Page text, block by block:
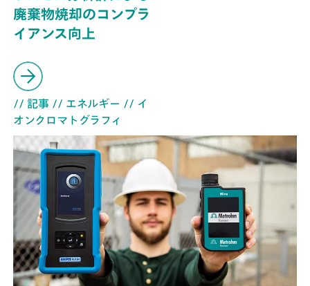
廃棄物焼却のコンプラ
イアンス向上
// 記事 // エネルギー // イ
オンクロマトグラフィ